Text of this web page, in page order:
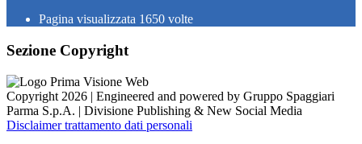
Pagina visualizzata 1650 volte
Sezione Copyright
Copyright 2026 | Engineered and powered by Gruppo Spaggiari
Parma S.p.A. | Divisione Publishing & New Social Media
Disclaimer trattamento dati personali